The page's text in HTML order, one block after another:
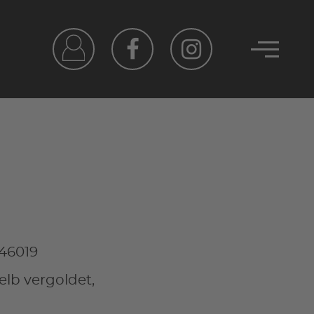
vergoldet,